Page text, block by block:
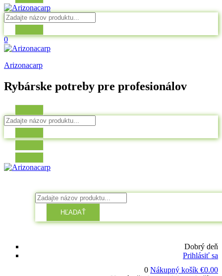
0
Arizonacarp
Rybárske potreby pre profesionálov
HĽADAŤ
Dobrý deň
Prihlásiť sa
0 Nákupný košík €0.00